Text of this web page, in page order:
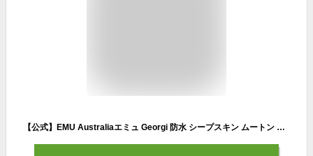
【公式】EMU Australiaエミュ Georgi 防水 シープスキン ムートン 靴 ブーツ 天然 革 雨 レイン 雪 対策 防寒 保温 ロング レディース メンズ 秋 冬 秋冬 公式 正規 通販 ボアファー 送料無料